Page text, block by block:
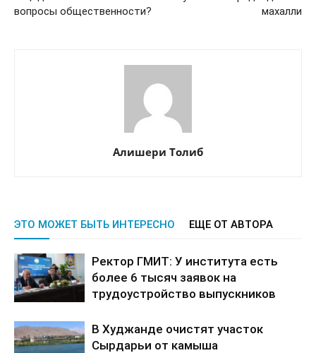
вопросы общественности?
махалли
Алишери Толиб
ЭТО МОЖЕТ БЫТЬ ИНТЕРЕСНО ЕЩЕ ОТ АВТОРА
Ректор ГМИТ: У института есть
более 6 тысяч заявок на
трудоустройство выпускников
В Худжанде очистят участок
Сырдарьи от камыша